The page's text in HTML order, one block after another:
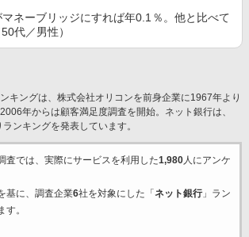
ネーブリッジにすれば年0.1％。他と比べて
代／男性）
キングは、株式会社オリコンを前身企業に1967年より
年からは顧客満足度調査を開始。ネット銀行は、
ンキングを発表しています。
査では、実際にサービスを利用した1,980人にアンケ
基に、調査企業6社を対象にした「 ネット銀行」ラン
。